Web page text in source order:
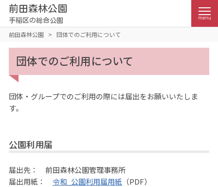
前田森林公園
手稲区の総合公園
前田森林公園 > 団体でのご利用について
団体でのご利用について
団体・グループでのご利用の際には届出をお願いいたしま
す。
公園利用届
届出先： 前田森林公園管理事務所
届出用紙： 令和_公園利用届用紙 （PDF）